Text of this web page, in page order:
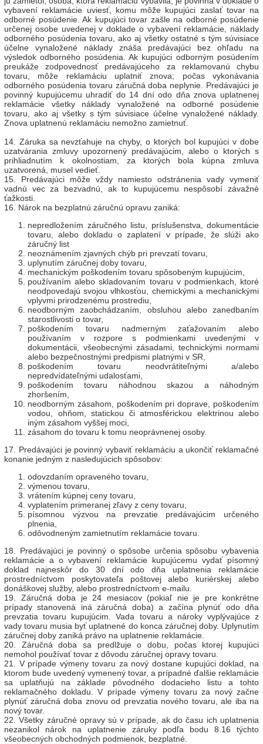
vybavení reklamácie uviesť, komu môže kupujúci zaslať tovar na
odborné posúdenie. Ak kupujúci tovar zašle na odborné posúdenie
určenej osobe uvedenej v doklade o vybavení reklamácie, náklady
odborného posúdenia tovaru, ako aj všetky ostatné s tým súvisiace
účelne vynaložené náklady znáša predávajúci bez ohľadu na
výsledok odborného posúdenia. Ak kupujúci odborným posúdením
preukáže zodpovednosť predávajúceho za reklamovanú chybu
tovaru, môže reklamáciu uplatniť znova; počas vykonávania
odborného posúdenia tovaru záručná doba neplynie. Predávajúci je
povinný kupujúcemu uhradiť do 14 dní odo dňa znova uplatnenej
reklamácie všetky náklady vynaložené na odborné posúdenie
tovaru, ako aj všetky s tým súvisiace účelne vynaložené náklady.
Znova uplatnenú reklamáciu nemožno zamietnuť.
14. Záruka sa nevzťahuje na chyby, o ktorých bol kupujúci v dobe
uzatvárania zmluvy upozornený predávajúcim, alebo o ktorých s
prihliadnutím k okolnostiam, za ktorých bola kúpna zmluva
uzatvorená, musel vedieť.
15. Predávajúci môže vždy namiesto odstránenia vady vymeniť
vadnú vec za bezvadnú, ak to kupujúcemu nespôsobí závažné
ťažkosti.
16. Nárok na bezplatnú záručnú opravu zaniká:
nepredložením záručného listu, príslušenstva, dokumentácie
tovaru, alebo dokladu o zaplatení v prípade, že slúži ako
záručný list
neoznámením zjavných chýb pri prevzatí tovaru,
uplynutím záručnej doby tovaru,
mechanickým poškodením tovaru spôsobeným kupujúcim,
používaním alebo skladovaním tovaru v podmienkach, ktoré
neodpovedajú svojou vlhkosťou, chemickými a mechanickými
vplyvmi prirodzenému prostrediu,
neodborným zaobchádzaním, obsluhou alebo zanedbaním
starostlivosti o tovar,
poškodením tovaru nadmerným zaťažovaním alebo
používaním v rozpore s podmienkami uvedenými v
dokumentácii, všeobecnými zásadami, technickými normami
alebo bezpečnostnými predpismi platnými v SR,
poškodením tovaru neodvrátiteľnými a/alebo
nepredvídateľnými udalosťami,
poškodením tovaru náhodnou skazou a náhodným
zhoršením,
neodborným zásahom, poškodením pri doprave, poškodením
vodou, ohňom, statickou či atmosférickou elektrinou alebo
iným zásahom vyššej moci,
zásahom do tovaru k tomu neoprávnenej osoby.
17. Predávajúci je povinný vybaviť reklamáciu a ukončiť reklamačné
konanie jedným z nasledujúcich spôsobov:
odovzdaním opraveného tovaru,
výmenou tovaru,
vrátením kúpnej ceny tovaru,
vyplatením primeranej zľavy z ceny tovaru,
písomnou výzvou na prevzatie predávajúcim určeného
plnenia,
odôvodneným zamietnutím reklamácie tovaru.
18. Predávajúci je povinný o spôsobe určenia spôsobu vybavenia
reklamácie a o vybavení reklamácie kupujúcemu vydať písomný
doklad najneskôr do 30 dní odo dňa uplatnenia reklamácie
prostredníctvom poskytovateľa poštovej alebo kuriérskej alebo
donáškovej služby, alebo prostredníctvom e-mailu.
19. Záručná doba je 24 mesiacov (pokiaľ nie je pre konkrétne
prípady stanovená iná záručná doba) a začína plynúť odo dňa
prevzatia tovaru kupujúcim. Vada tovaru a nároky vyplývajúce z
vady tovaru musia byť uplatnené do konca záručnej doby. Uplynutím
záručnej doby zaniká právo na uplatnenie reklamácie.
20. Záručná doba sa predlžuje o dobu, počas ktorej kupujúci
nemohol používať tovar z dôvodu záručnej opravy tovaru.
21. V prípade výmeny tovaru za nový dostane kupujúci doklad, na
ktorom bude uvedený vymenený tovar, a prípadné ďalšie reklamácie
sa uplatňujú na základe pôvodného dodacieho listu a tohto
reklamačného dokladu. V prípade výmeny tovaru za nový začne
plynúť záručná doba znovu od prevzatia nového tovaru, ale iba na
nový tovar.
22. Všetky záručné opravy sú v prípade, ak do času ich uplatnenia
nezanikol nárok na uplatnenie záruky podľa bodu 8.16 týchto
všeobecných obchodných podmienok, bezplatné.